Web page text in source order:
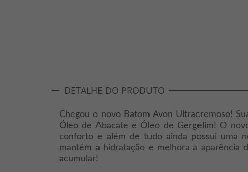
DETALHE DO PRODUTO
Chegou o novo Batom Avon Ultracremoso!
Óleo de Abacate e Óleo de Gergelim! O
conforto e além de tudo ainda possui uma
mantém a hidratação e melhora a aparência
acumular!